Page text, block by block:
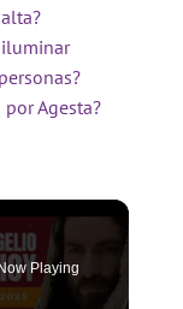
iluminar
Agesta?
Now Playing